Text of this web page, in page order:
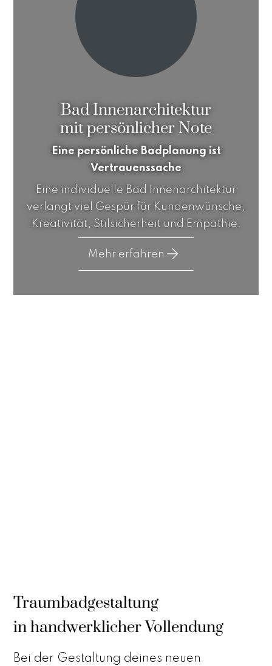
Bad Innenarchitektur
mit persönlicher Note
Eine persönliche Badplanung ist
Vertrauenssache
Eine individuelle Bad Innenarchitektur
verlangt viel Gespür für Kundenwünsche,
Kreativität, Stilsicherheit und Empathie.
Mehr erfahren
Traumbadgestaltung
in handwerklicher Vollendung
Bei der Gestaltung deines neuen